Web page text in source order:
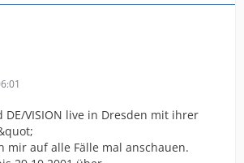
DE/VISION live in Dresden mit ihrer
mir auf alle Fälle mal anschauen.